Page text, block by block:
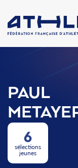
PAUL
6
sélections
jeunes